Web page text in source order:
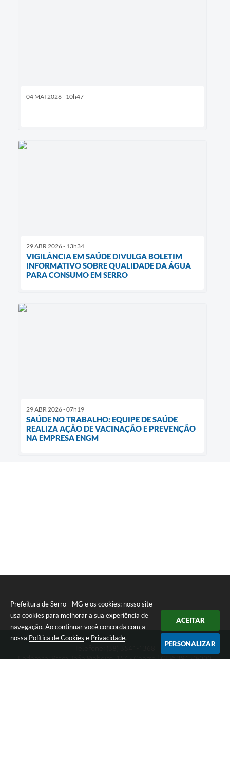
Prefeitura de Serro - MG e os cookies: nosso site
usa cookies para melhorar a sua experiência de
navegação. Ao continuar você concorda com a
nossa Política de Cookies e Privacidade.
ACEITAR
PERSONALIZAR
04 MAI 2026 - 10h47
29 ABR 2026 - 13h34
VIGILÂNCIA EM SAÚDE DIVULGA BOLETIM
INFORMATIVO SOBRE QUALIDADE DA ÁGUA
PARA CONSUMO EM SERRO
29 ABR 2026 - 07h19
SAÚDE NO TRABALHO: EQUIPE DE SAÚDE
REALIZA AÇÃO DE VACINAÇÃO E PREVENÇÃO
NA EMPRESA ENGM
Endereço: Praça João Pinheiro, 154 - Centro | CEP: 39150-000